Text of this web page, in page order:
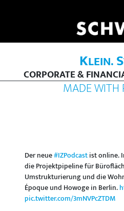
KLEIN.S
CORPORATE &
MADE WITH
Der neue#IZPodcastist online.
die Projektpipeline für
Umstrukturierung und die
Époque und Howoge in Berlin.
pic.twitter.com/3mNVPcZTDM